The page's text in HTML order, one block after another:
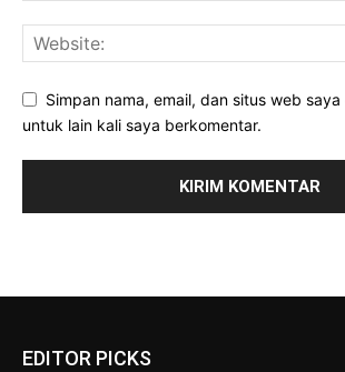
Simpan nama, email, dan situs web
untuk lain kali saya berkomentar.
EDITOR PICKS